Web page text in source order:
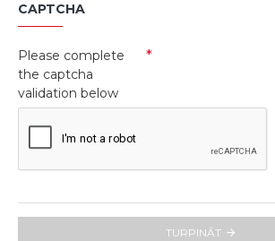
CAPTCHA
Please complete
the captcha
validation below
TURPINĀT